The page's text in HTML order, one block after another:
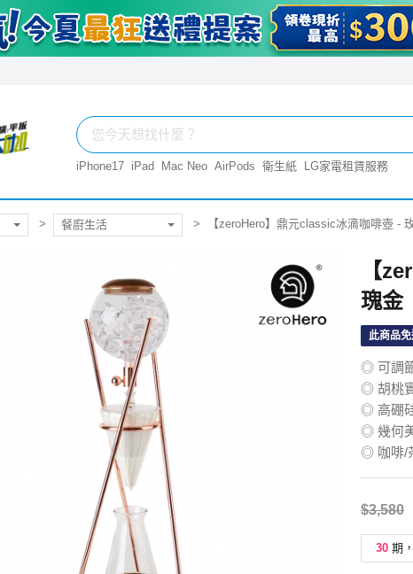
iPhone17 iPad Mac Neo AirPods 衛生紙 LG家電租賃服務
餐廚生活 【zeroHero】鼎元classic冰滴咖啡壺 -
【
瑰金
此商品
◎ 可調
◎ 胡桃
◎ 高硼
◎ 幾何
◎ 咖啡/
$3,580
30 期